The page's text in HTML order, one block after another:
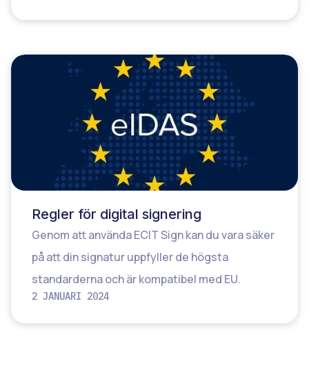
Regler för digital signering
Genom att använda ECIT Sign kan du vara säker
på att din signatur uppfyller de högsta
standarderna och är kompatibel med EU.
2 JANUARI 2024